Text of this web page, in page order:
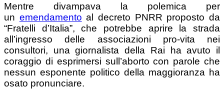
Mentre divampava la polemica per
un emendamento al decreto PNRR proposto da
“Fratelli d’Italia”, che potrebbe aprire la strada
all’ingresso delle associazioni pro-vita nei
consultori, una giornalista della Rai ha avuto il
coraggio di esprimersi sull’aborto con parole che
nessun esponente politico della maggioranza ha
osato pronunciare.